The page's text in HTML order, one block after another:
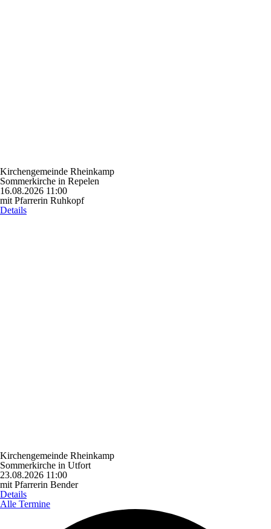
Kirchengemeinde Rheinkamp
Sommerkirche in Repelen
16.08.2026 11:00
mit Pfarrerin Ruhkopf
Details
Kirchengemeinde Rheinkamp
Sommerkirche in Utfort
23.08.2026 11:00
mit Pfarrerin Bender
Details
Alle Termine